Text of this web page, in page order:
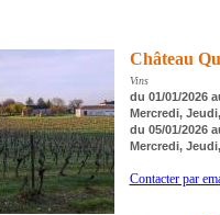
Château
Vins
du 01/01/2026
Mercredi,
du 05/01/2026
Mercredi,
Contacter par